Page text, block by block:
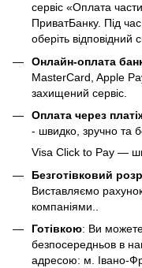
сервіс «Оплата
ПриватБанку. Під
оберіть відповідний
Онлайн-оплата
MasterCard, Apple
захищений сервіс.
Оплата через
- швидко, зручно та
Visa Click to Pay —
Безготівковий
Виставляємо
компаніями..
Готівкою: Ви
безпосередньов в
адресою: м. Івано-